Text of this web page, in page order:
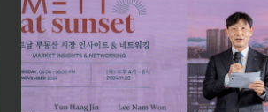
Từ việc kiểm tra hệ thống báo động